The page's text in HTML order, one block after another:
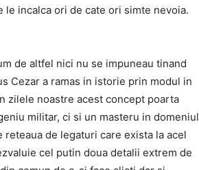
incalca ori de cate ori simte nevoia.
de altfel nici nu se impuneau tinand
Cezar a ramas in istorie prin modul in
zilele noastre acest concept poarta
militar, ci si un masteru in domeniul
de legaturi care exista la acel
cel putin doua detalii extrem de